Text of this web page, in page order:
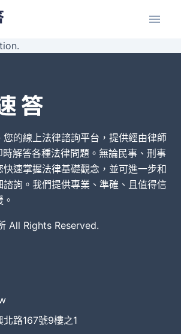
的線上法律諮詢平台，提供經由律師
解答各種法律問題。無論民事、刑事
快速掌握法律基礎觀念，並可進一步和
詢。我們提供專業、準確、且值得信
All Rights Reserved.
路167號9樓之1